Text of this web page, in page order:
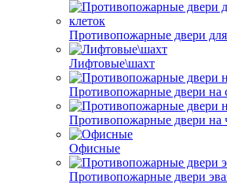
Противопожарные двери
Лифтовые\шахт
Противопожарные двери на
Противопожарные двери на
Офисные
Противопожарные двери